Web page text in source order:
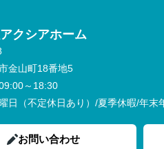
クシアホーム
金山町18番地5
～18:30
日（不定休日あり）/夏季休暇/年末
お問い合わせ